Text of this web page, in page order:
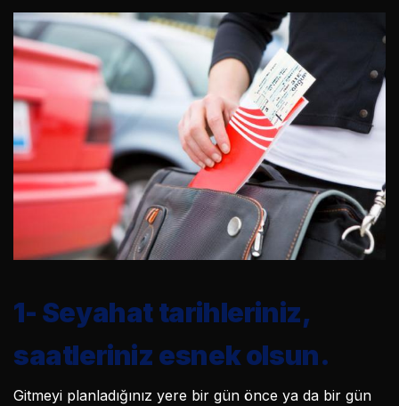
1- Seyahat tarihleriniz,
saatleriniz esnek olsun.
Gitmeyi planladığınız yere bir gün önce ya da bir gün